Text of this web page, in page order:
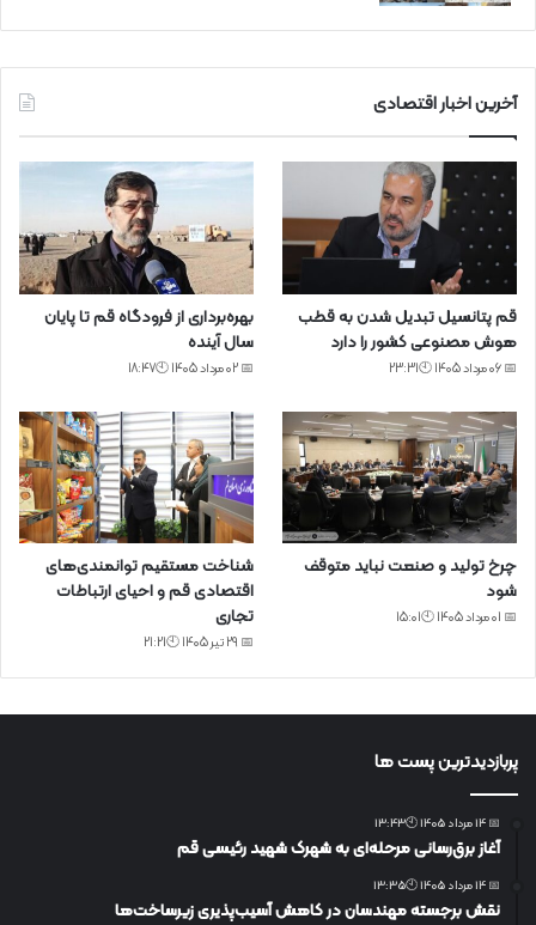
آخرین اخبار اقتصادی
قم پتانسیل تبدیل شدن به قطب
هوش مصنوعی کشور را دارد
📅 06 مرداد 1405 🕙23:31
بهره‌برداری از فرودگاه قم تا پایان
سال آینده
📅 02 مرداد 1405 🕙18:47
چرخ تولید و صنعت نباید متوقف
شود
📅 01 مرداد 1405 🕙15:01
شناخت مستقیم توانمندی‌های
اقتصادی قم و احیای ارتباطات
تجاری
📅 29 تیر 1405 🕙21:21
پربازدیدترین پست ها
📅 14 مرداد 1405 🕙13:43
آغاز برق‌رسانی مرحله‌ای به شهرک شهید رئیسی قم
📅 14 مرداد 1405 🕙13:35
نقش برجسته مهندسان در کاهش آسیب‌پذیری زیرساخت‌ها